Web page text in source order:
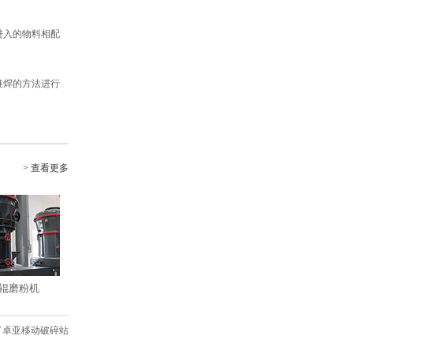
入的物料相配
焊的方法进行
> 查看更多
磨粉机
亚移动破碎站